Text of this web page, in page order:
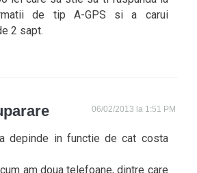
de tip A-GPS si a carui
2 sapt.
06/02/2013 la 1:51 PM
depinde in functie de cat costa
am doua telefoane, dintre care